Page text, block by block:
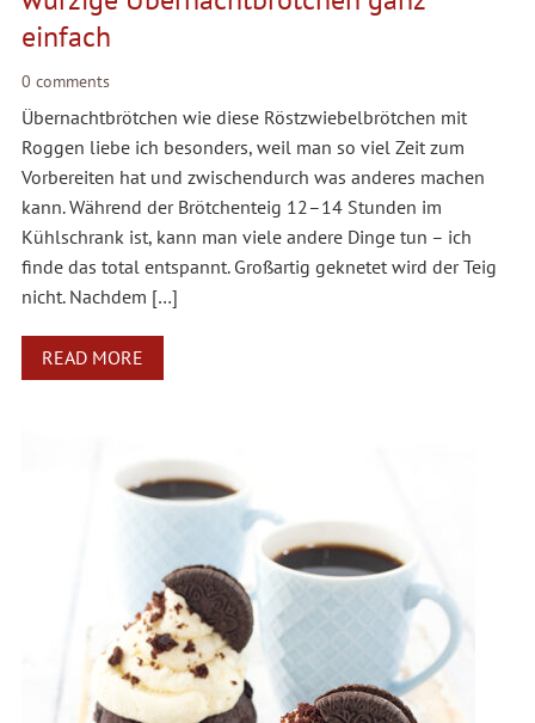
einfach
0 comments
Übernachtbrötchen wie diese Röstzwiebelbrötchen mit
Roggen liebe ich besonders, weil man so viel Zeit zum
Vorbereiten hat und zwischendurch was anderes machen
kann. Während der Brötchenteig 12–14 Stunden im
Kühlschrank ist, kann man viele andere Dinge tun – ich
finde das total entspannt. Großartig geknetet wird der Teig
nicht. Nachdem […]
READ MORE